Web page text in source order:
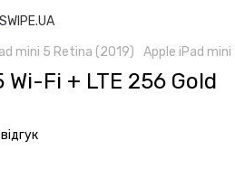
mini 5 Retina (2019) Apple iPad mini
Fi + LTE 256 Gold